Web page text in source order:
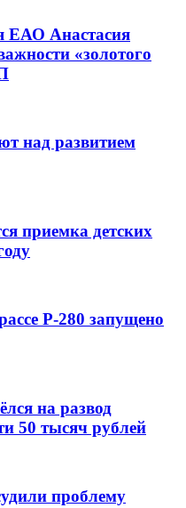
ЕАО Анастасия
«золотого
над развитием
приемка детских
Р-280 запущено
на развод
50 тысяч рублей
проблему